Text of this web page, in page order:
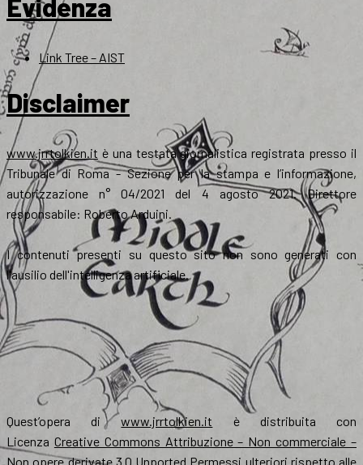
Evidenza
Link Tree – AIST
Disclaimer
www.jrrtolkien.it è una testata giornalistica registrata presso il
Tribunale di Roma - Sezione per la stampa e l’informazione,
autorizzazione n° 04/2021 del 4 agosto 2021. Direttore
responsabile: Roberto Arduini.
I contenuti presenti su questo sito non sono generati con
l'ausilio dell'intelligenza artificiale.
Quest’opera diwww.jrrtolkien.it è distribuita con
Licenza Creative Commons Attribuzione – Non commerciale –
Non opere derivate 3.0 Unported Permessi ulteriori rispetto alle